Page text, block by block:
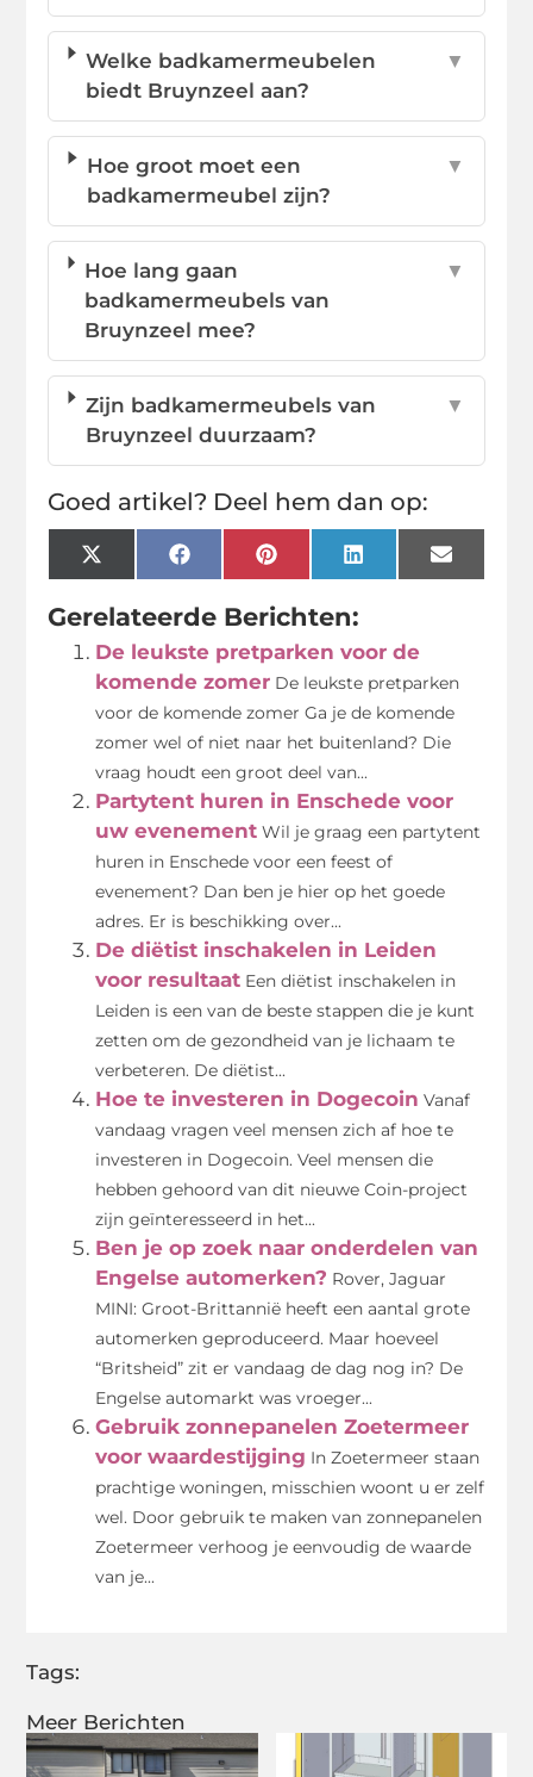
Meer Berichten
Welke badkamermeubelen
biedt Bruynzeel aan?
▼
Hoe groot moet een
badkamermeubel zijn?
▼
Hoe lang gaan
badkamermeubels van
Bruynzeel mee?
▼
Zijn badkamermeubels van
Bruynzeel duurzaam?
▼
Goed artikel? Deel hem dan op:
X
(Twitter)
FacebookPinterestLinkedInEmail
Gerelateerde Berichten:
De leukste pretparken voor de
komende zomer De leukste pretparken
voor de komende zomer Ga je de komende
zomer wel of niet naar het buitenland? Die
vraag houdt een groot deel van...
Partytent huren in Enschede voor
uw evenement Wil je graag een partytent
huren in Enschede voor een feest of
evenement? Dan ben je hier op het goede
adres. Er is beschikking over...
De diëtist inschakelen in Leiden
voor resultaat Een diëtist inschakelen in
Leiden is een van de beste stappen die je kunt
zetten om de gezondheid van je lichaam te
verbeteren. De diëtist...
Hoe te investeren in Dogecoin Vanaf
vandaag vragen veel mensen zich af hoe te
investeren in Dogecoin. Veel mensen die
hebben gehoord van dit nieuwe Coin-project
zijn geïnteresseerd in het...
Ben je op zoek naar onderdelen van
Engelse automerken? Rover, Jaguar
MINI: Groot-Brittannië heeft een aantal grote
automerken geproduceerd. Maar hoeveel
“Britsheid” zit er vandaag de dag nog in? De
Engelse automarkt was vroeger...
Gebruik zonnepanelen Zoetermeer
voor waardestijging In Zoetermeer staan
prachtige woningen, misschien woont u er zelf
wel. Door gebruik te maken van zonnepanelen
Zoetermeer verhoog je eenvoudig de waarde
van je...
Tags: